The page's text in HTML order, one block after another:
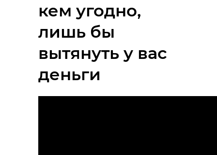
кем угодно,
лишь бы
вытянуть у вас
деньги